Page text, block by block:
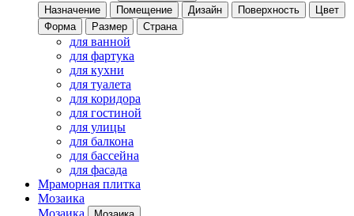
Назначение
Помещение Дизайн Поверхность
Цвет
Форма
Размер Страна
для ванной
для фартука
для кухни
для туалета
для коридора
для гостиной
для улицы
для балкона
для бассейна
для фасада
Мраморная плитка
Мозаика
Мозаика